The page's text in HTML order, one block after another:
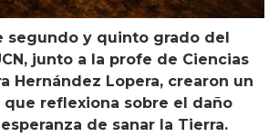
segundo y quinto grado del
junto a la profe de Ciencias
Hernández Lopera, crearon un
reflexiona sobre el daño
de sanar la Tierra.